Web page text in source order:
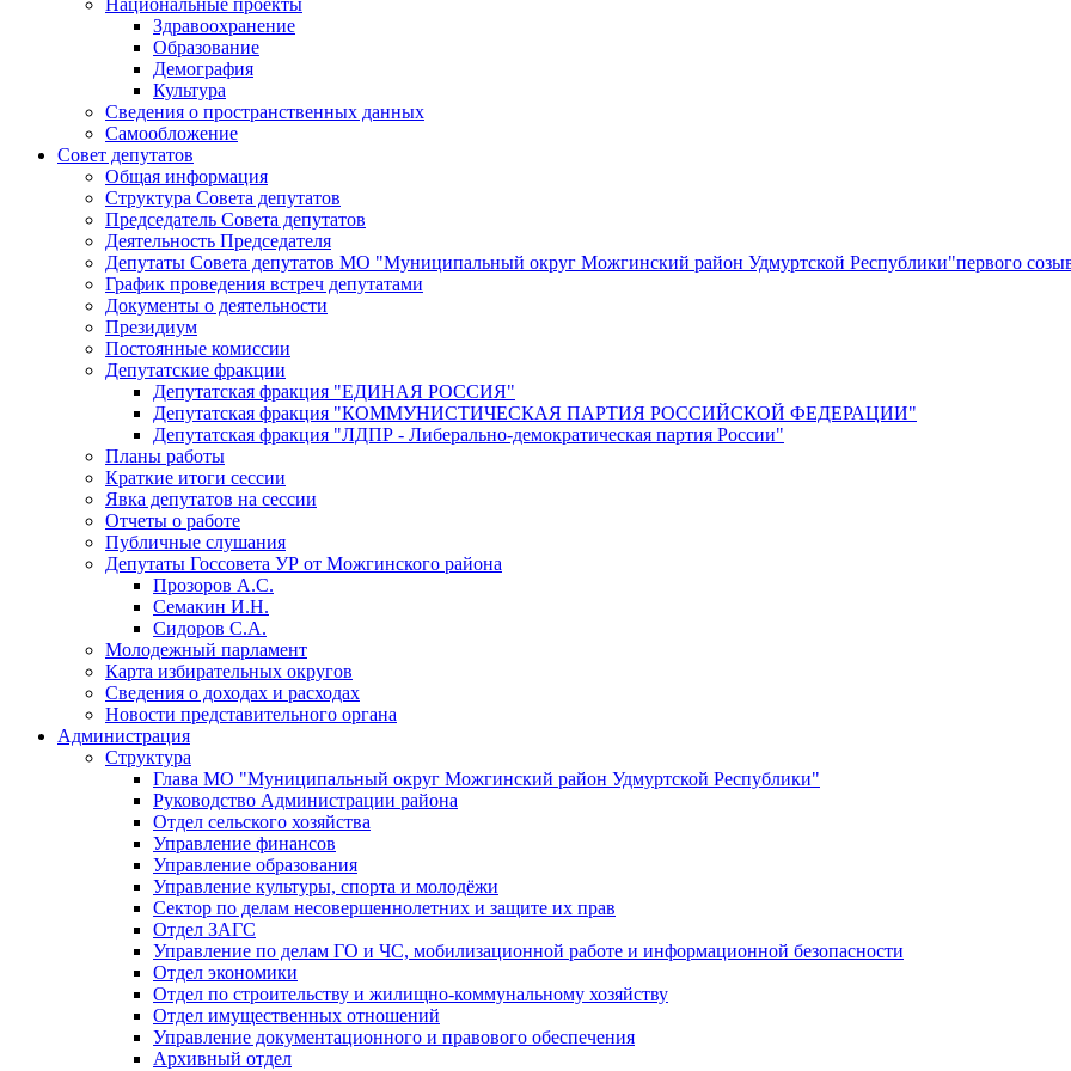
Здравоохранение
Образование
Демография
Культура
Сведения о пространственных данных
Самообложение
Совет депутатов
Общая информация
Структура Совета депутатов
Председатель Совета депутатов
Деятельность Председателя
Депутаты Совета депутатов МО "Муниципальный округ Можгинский район Удмуртской Республики"первого
График проведения встреч депутатами
Документы о деятельности
Президиум
Постоянные комиссии
Депутатские фракции
Депутатская фракция "ЕДИНАЯ РОССИЯ"
Депутатская фракция "КОММУНИСТИЧЕСКАЯ ПАРТИЯ РОССИЙСКОЙ ФЕДЕРАЦИИ"
Депутатская фракция "ЛДПР - Либерально-демократическая партия России"
Планы работы
Краткие итоги сессии
Явка депутатов на сессии
Отчеты о работе
Публичные слушания
Депутаты Госсовета УР от Можгинского района
Прозоров А.С.
Семакин И.Н.
Сидоров С.А.
Молодежный парламент
Карта избирательных округов
Сведения о доходах и расходах
Новости представительного органа
Администрация
Структура
Глава МО "Муниципальный округ Можгинский район Удмуртской Республики"
Руководство Администрации района
Отдел сельского хозяйства
Управление финансов
Управление образования
Управление культуры, спорта и молодёжи
Сектор по делам несовершеннолетних и защите их прав
Отдел ЗАГС
Управление по делам ГО и ЧС, мобилизационной работе и информационной безопасности
Отдел экономики
Отдел по строительству и жилищно-коммунальному хозяйству
Отдел имущественных отношений
Управление документационного и правового обеспечения
Архивный отдел